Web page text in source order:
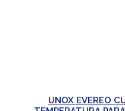
UNOX EVEREO